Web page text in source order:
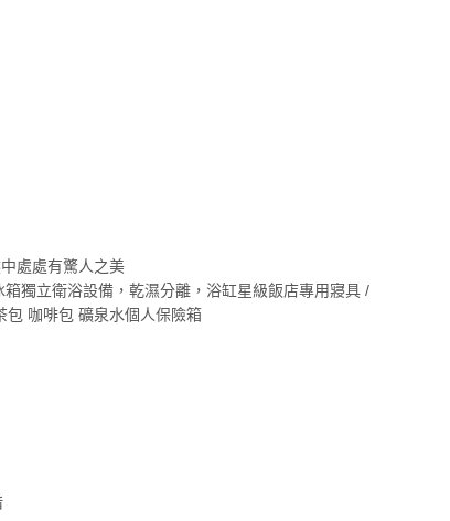
處處有驚人之美
獨立衛浴設備，乾濕分離，浴缸星級飯店專用寢具 /
包 咖啡包 礦泉水個人保險箱